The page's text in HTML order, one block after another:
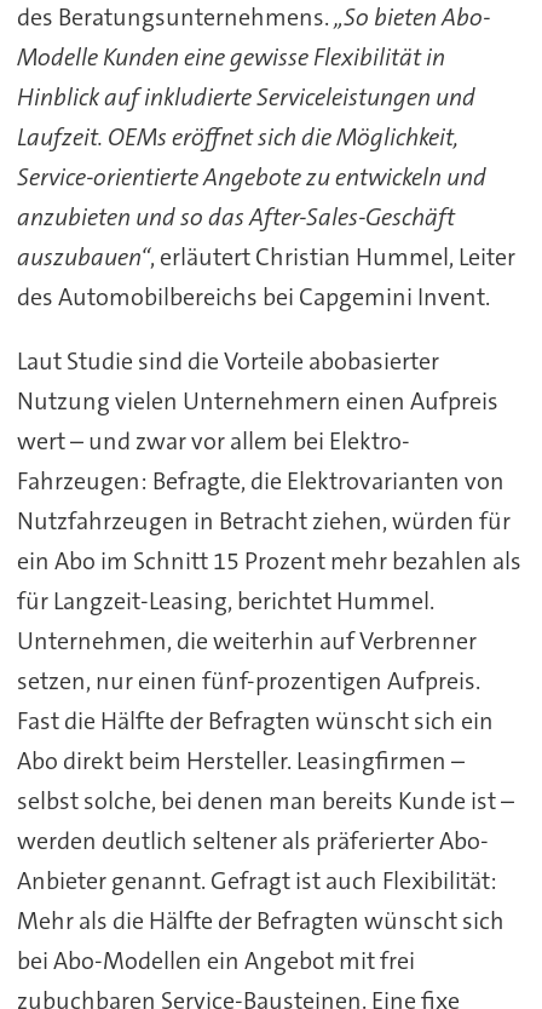
des Beratungsunternehmens.„So bieten Abo-
Modelle Kunden eine gewisse Flexibilität in
Hinblick auf inkludierte Serviceleistungen und
Laufzeit. OEMs eröffnet sich die Möglichkeit,
Service-orientierte Angebote zu entwickeln und
anzubieten und so das After-Sales-Geschäft
auszubauen“, erläutert Christian Hummel, Leiter
des Automobilbereichs bei Capgemini Invent.
Laut Studie sind die Vorteile abobasierter
Nutzung vielen Unternehmern einen Aufpreis
wert – und zwar vor allem bei Elektro-
Fahrzeugen: Befragte, die Elektrovarianten von
Nutzfahrzeugen in Betracht ziehen, würden für
ein Abo im Schnitt 15 Prozent mehr bezahlen als
für Langzeit-Leasing, berichtet Hummel.
Unternehmen, die weiterhin auf Verbrenner
setzen, nur einen fünf-prozentigen Aufpreis.
Fast die Hälfte der Befragten wünscht sich ein
Abo direkt beim Hersteller. Leasingfirmen –
selbst solche, bei denen man bereits Kunde ist –
werden deutlich seltener als präferierter Abo-
Anbieter genannt. Gefragt ist auch Flexibilität:
Mehr als die Hälfte der Befragten wünscht sich
bei Abo-Modellen ein Angebot mit frei
zubuchbaren Service-Bausteinen. Eine fixe